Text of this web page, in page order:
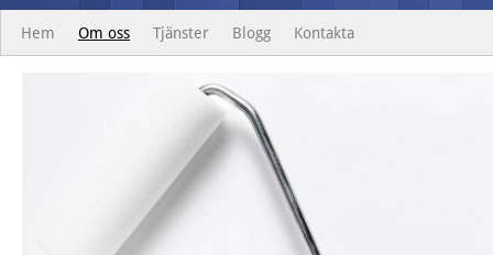
Hem Om oss Tjänster Blogg Kontakta